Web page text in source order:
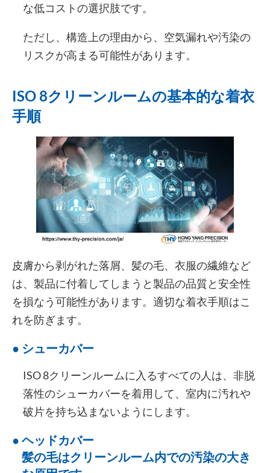
な低コストの選択肢です。
ただし、構造上の理由から、空気漏れや汚染の
リスクが高まる可能性があります。
ISO 8クリーンルームの基本的な着衣
手順
皮膚から剥がれた落屑、髪の毛、衣服の繊維など
は、製品に付着してしまうと製品の品質と安全性
を損なう可能性があります。適切な着衣手順はこ
れを防ぎます。
● シューカバー
ISO 8クリーンルームに入るすべての人は、非脱
落性のシューカバーを着用して、室内に汚れや
破片を持ち込まないようにします。
● ヘッドカバー
髪の毛はクリーンルーム内での汚染の大き